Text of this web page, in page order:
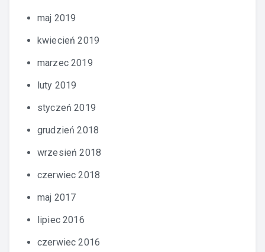
maj 2019
kwiecień 2019
marzec 2019
luty 2019
styczeń 2019
grudzień 2018
wrzesień 2018
czerwiec 2018
maj 2017
lipiec 2016
czerwiec 2016